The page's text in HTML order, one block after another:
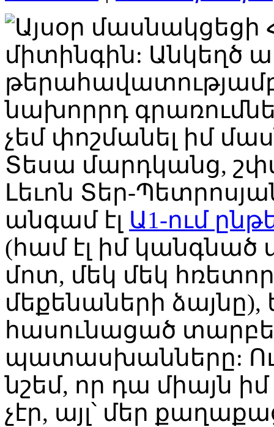
Այսօր
միտինգին: Անկեղծ
նախորրդ
չեմ փոշմանել իմ
Տեսա մարդկանց,
Լեւոն Տեր-
անգամ էլ Ա1-ում
(համ էլ իմ կանգնած
մոտ, մեկ մեկ
մեքենաների
հասունացած
պատասխանները:
նշեմ, որ դա միայն
չէր, այլ՝ մեր